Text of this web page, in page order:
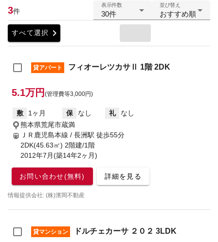
3件
表示件数
30件
並び替え
おすすめ順
すべて選択 chevron_right
貸アパート フィオーレツカサⅡ 1階 2DK
5.1万円 (管理費等3,000円)
敷 1ヶ月 保 なし 礼
なし
熊本県荒尾市蔵満
ＪＲ鹿児島本線 / 長洲駅 徒歩55分
2DK(45.63㎡) 2階建/1階
2012年7月(築14年2ヶ月)
お問い合わせ(無料) 詳細を見る
情報提供会社: (株)濱岡不動産
貸マンション ドルチェカーサ ２０２ 3LDK